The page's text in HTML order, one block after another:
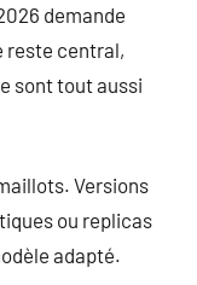
demande
reste central,
sont tout aussi
Versions
ou replicas
adapté.